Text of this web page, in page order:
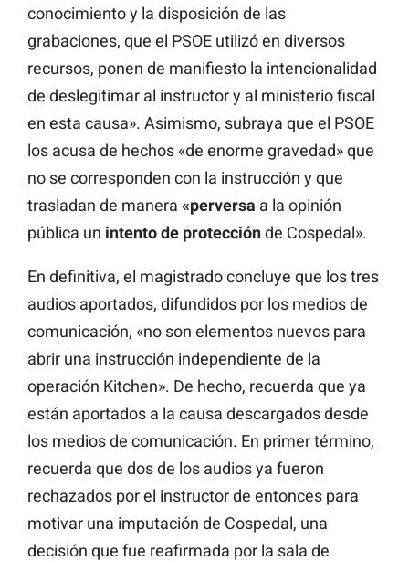
conocimiento y la disposición de las
grabaciones, que el PSOE utilizó en diversos
recursos, ponen de manifiesto la intencionalidad
de deslegitimar al instructor y al ministerio fiscal
en esta causa». Asimismo, subraya que el PSOE
los acusa de hechos «de enorme gravedad» que
no se corresponden con la instrucción y que
trasladan de manera «perversa a la opinión
pública un intento de protecciónde Cospedal».
En definitiva, el magistrado concluye que los tres
audios aportados, difundidos por los medios de
comunicación, «no son elementos nuevos para
abrir una instrucción independiente de la
operación Kitchen». De hecho, recuerda que ya
están aportados a la causa descargados desde
los medios de comunicación. En primer término,
recuerda que dos de los audios ya fueron
rechazados por el instructor de entonces para
motivar una imputación de Cospedal, una
decisión que fue reafirmada por la sala de